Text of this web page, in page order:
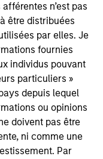
n’est pas
être distribuées
par elles. Je
fournies
individus pouvant
particuliers »
depuis lequel
ou opinions
doivent pas être
ni comme une
Par
Morgan